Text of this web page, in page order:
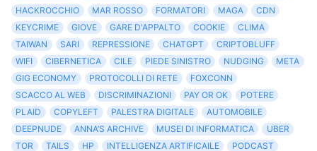
HACKROCCHIO
MAR ROSSO FORMATORI MAGA
CDN
KEYCRIME
GIOVE GARE D'APPALTO COOKIE
CLIMA
TAIWAN
SARI REPRESSIONE CHATGPT
CRIPTOBLUFF
WIFI
CIBERNETICA CILE PIEDE SINISTRO NUDGING
META
GIG ECONOMY
PROTOCOLLI DI RETE
FOXCONN
SCACCO AL WEB
DISCRIMINAZIONI PAY OR OK
POTERE
PLAID
COPYLEFT PALESTRA DIGITALE
AUTOMOBILE
DEEPNUDE
ANNA’S ARCHIVE MUSEI DI INFORMATICA
UBER
TOR
TAILS HP INTELLIGENZA ARTIFICAILE
PODCAST